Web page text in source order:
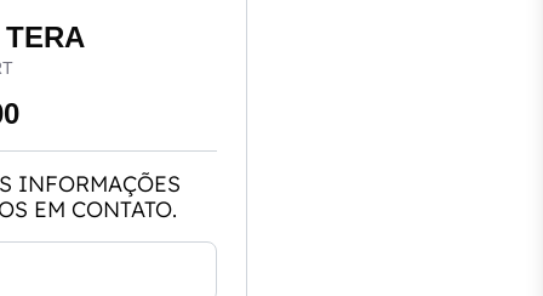
INFORMAÇÕES
EM CONTATO.